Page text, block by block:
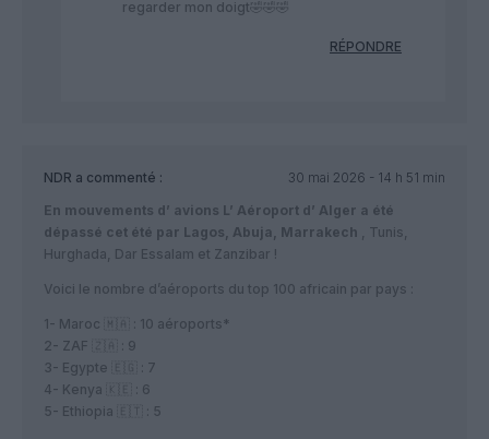
regarder mon doigt🤣🤣🤣
RÉPONDRE
NDR a commenté :
30 mai 2026 - 14 h 51 min
En mouvements d’ avions L’ Aéroport d’ Alger a été
dépassé cet été par Lagos, Abuja, Marrakech , Tunis,
Hurghada, Dar Essalam et Zanzibar !
Voici le nombre d’aéroports du top 100 africain par pays :
1- Maroc 🇲🇦 : 10 aéroports*
2- ZAF 🇿🇦 : 9
3- Egypte 🇪🇬 : 7
4- Kenya 🇰🇪 : 6
5- Ethiopia 🇪🇹 : 5